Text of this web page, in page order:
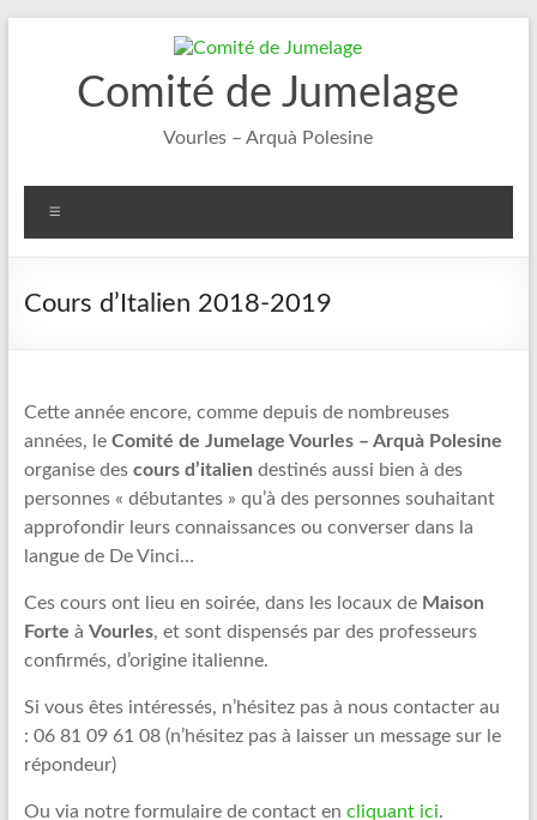
Comité de Jumelage
Vourles – Arquà Polesine
Cours d’Italien 2018-2019
Cette année encore, comme depuis de nombreuses
années, le Comité de Jumelage Vourles – Arquà Polesine
organise des cours d’italien destinés aussi bien à des
personnes « débutantes » qu’à des personnes souhaitant
approfondir leurs connaissances ou converser dans la
langue de De Vinci…
Ces cours ont lieu en soirée, dans les locaux de Maison
Forte à Vourles, et sont dispensés par des professeurs
confirmés, d’origine italienne.
Si vous êtes intéressés, n’hésitez pas à nous contacter au
: 06 81 09 61 08 (n’hésitez pas à laisser un message sur le
répondeur)
Ou via notre formulaire de contact en cliquant ici.